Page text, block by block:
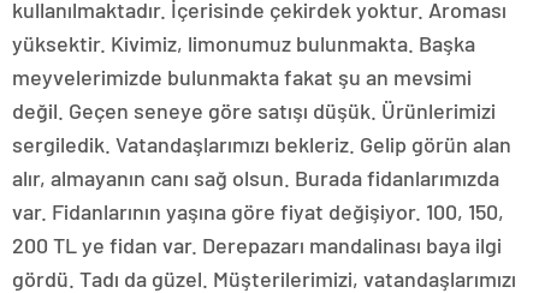
kullanılmaktadır. İçerisinde çekirdek yoktur. Aroması
yüksektir. Kivimiz, limonumuz bulunmakta. Başka
meyvelerimizde bulunmakta fakat şu an mevsimi
değil. Geçen seneye göre satışı düşük. Ürünlerimizi
sergiledik. Vatandaşlarımızı bekleriz. Gelip görün alan
alır, almayanın canı sağ olsun. Burada fidanlarımızda
var. Fidanlarının yaşına göre fiyat değişiyor. 100, 150,
200 TL ye fidan var. Derepazarı mandalinası baya ilgi
gördü. Tadı da güzel. Müşterilerimizi, vatandaşlarımızı